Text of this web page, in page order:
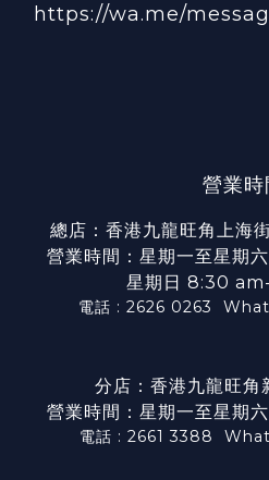
https://wa.me/
營業時
總店：香港九龍旺角上海
營業時間：星期一至星
星期日 8:30
電話 : 2626 0263
分店：香港九龍旺角
營業時間：星期一至星
電話 : 2661 3388